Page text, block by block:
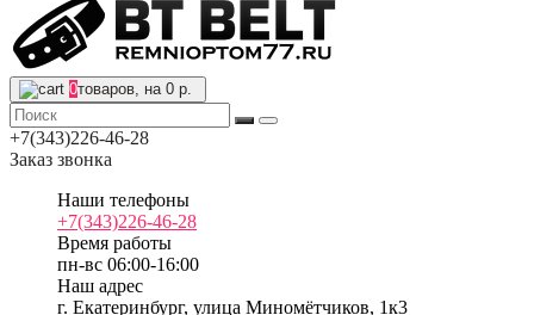
0товаров, на 0 р.
+7(343)226-46-28
Заказ звонка
Наши телефоны
+7(343)226-46-28
Время работы
пн-вс 06:00-16:00
Наш адрес
г. Екатеринбург, улица Миномётчиков, 1к3